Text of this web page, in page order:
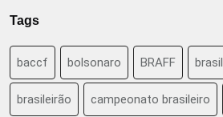
Tags
baccf bolsonaro BRAFF brasil
brasileirão campeonato brasileiro